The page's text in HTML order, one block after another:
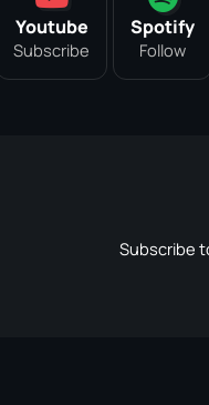
Youtube
Subscribe
Spotify
Follow
Subscribe